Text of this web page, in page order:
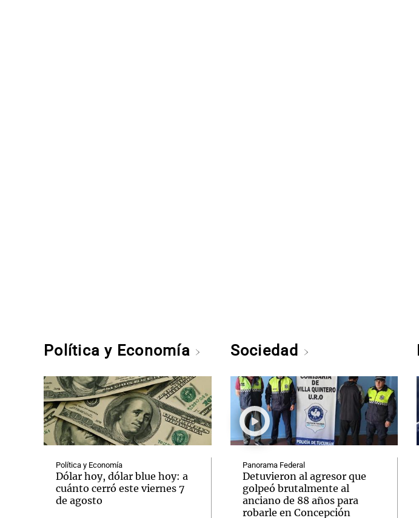
Política y Economía
Política y Economía
Dólar hoy, dólar blue hoy: a
cuánto cerró este viernes 7
de agosto
Sociedad
Panorama Federal
Detuvieron al agresor que
golpeó brutalmente al
anciano de 88 años para
robarle en Concepción